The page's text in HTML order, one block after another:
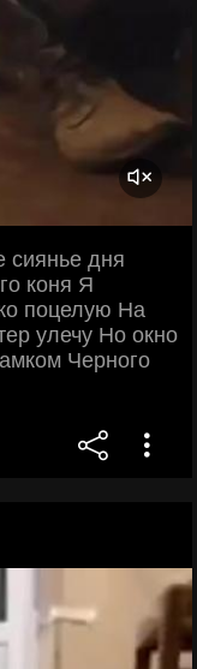
сиянье дня
коня Я
поцелую На
улечу Но окно
Черного